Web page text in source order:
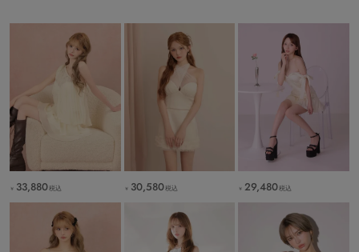
￥ 33,880税込 ￥ 30,580税込 ￥ 29,480税込